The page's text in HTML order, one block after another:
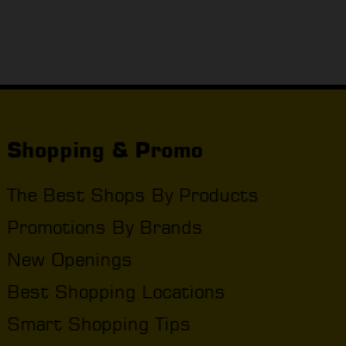
Shopping & Promo
The Best Shops By Products
Promotions By Brands
New Openings
Best Shopping Locations
Smart Shopping Tips